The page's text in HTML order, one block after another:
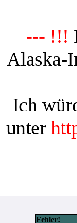
--- !!!
Alaska-
Ich
unter
Fehler!